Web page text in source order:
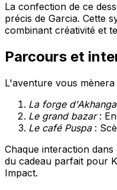
La confection de ce
précis de Garcia. Cette
combinant créativité et
Parcours et
L'aventure vous
La forge
Le grand bazar:
Le café Puspa:
Chaque interaction dans
du cadeau parfait pour
Impact.